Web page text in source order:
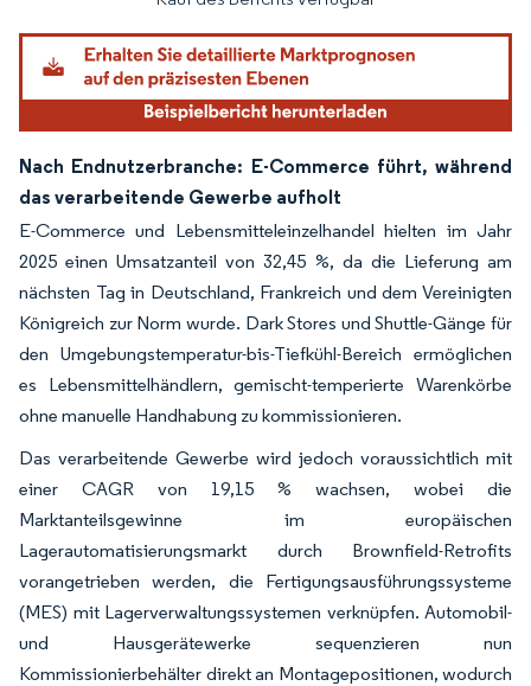
Nach Endnutzerbranche: E-Commerce führt, während
das verarbeitende Gewerbe aufholt
E-Commerce und Lebensmitteleinzelhandel hielten im Jahr
2025 einen Umsatzanteil von 32,45 %, da die Lieferung am
nächsten Tag in Deutschland, Frankreich und dem Vereinigten
Königreich zur Norm wurde. Dark Stores und Shuttle-Gänge für
den Umgebungstemperatur-bis-Tiefkühl-Bereich ermöglichen
es Lebensmittelhändlern, gemischt-temperierte Warenkörbe
ohne manuelle Handhabung zu kommissionieren.
Das verarbeitende Gewerbe wird jedoch voraussichtlich mit
einer CAGR von 19,15 % wachsen, wobei die
Marktanteilsgewinne im europäischen
Lagerautomatisierungsmarkt durch Brownfield-Retrofits
vorangetrieben werden, die Fertigungsausführungssysteme
(MES) mit Lagerverwaltungssystemen verknüpfen. Automobil-
und Hausgerätewerke sequenzieren nun
Kommissionierbehälter direkt an Montagepositionen, wodurch